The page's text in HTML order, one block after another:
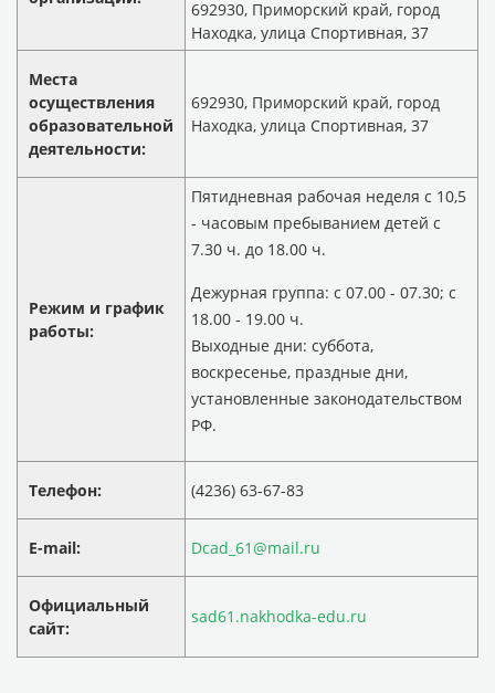
692930, Приморский край, город
Находка, улица Спортивная, 37
Места
осуществления
образовательной
деятельности:
692930, Приморский край, город
Находка, улица Спортивная, 37
Режим и график
работы:
Пятидневная рабочая неделя с 10,5
- часовым пребыванием детей с
7.30 ч. до 18.00 ч.
Дежурная группа: с 07.00 - 07.30; с
18.00 - 19.00 ч.
Выходные дни: суббота,
воскресенье, праздные дни,
установленные законодательством
РФ.
Телефон: (4236) 63-67-83
E-mail: Dcad_61@mail.ru
Официальный
сайт:
sad61.nakhodka-edu.ru